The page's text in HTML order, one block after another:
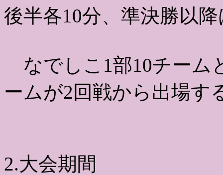
後半各10分、準決勝以
なでしこ1部10チーム
ームが2回戦から出場す
2.大会期間